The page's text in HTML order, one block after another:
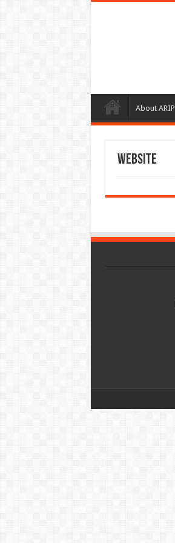
About ARIP
Website